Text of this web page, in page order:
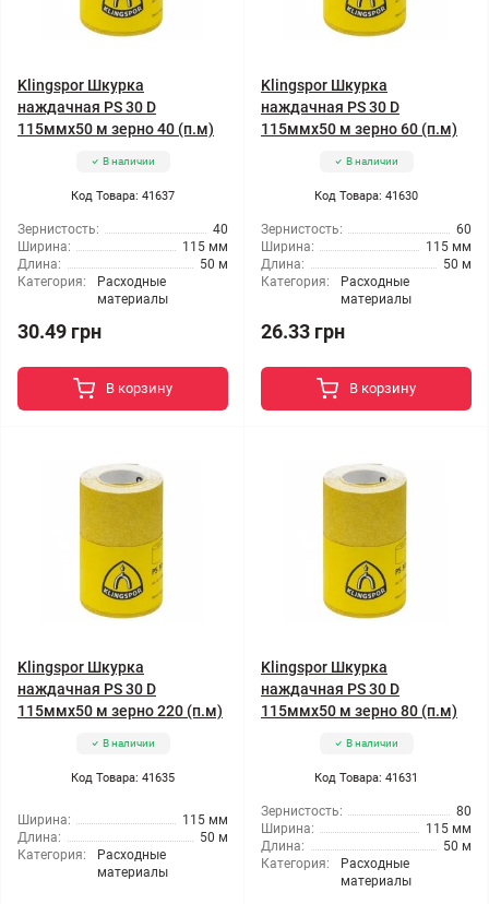
Klingspor Шкурка
наждачная PS 30 D
115ммx50 м зерно 40 (п.м)
В наличии
Код Товара: 41637
Зернистость:
40
Ширина:
115 мм
Длина:
50 м
Категория:
Расходные
материалы
30.49 грн
В корзину
Klingspor Шкурка
наждачная PS 30 D
115ммx50 м зерно 60 (п.м)
В наличии
Код Товара: 41630
Зернистость:
60
Ширина:
115 мм
Длина:
50 м
Категория:
Расходные
материалы
26.33 грн
В корзину
Klingspor Шкурка
наждачная PS 30 D
115ммx50 м зерно 220 (п.м)
В наличии
Код Товара: 41635
Ширина:
115 мм
Длина:
50 м
Категория:
Расходные
материалы
Klingspor Шкурка
наждачная PS 30 D
115ммx50 м зерно 80 (п.м)
В наличии
Код Товара: 41631
Зернистость:
80
Ширина:
115 мм
Длина:
50 м
Категория:
Расходные
материалы